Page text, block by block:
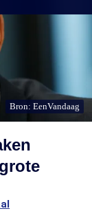
Bron: EenVandaag